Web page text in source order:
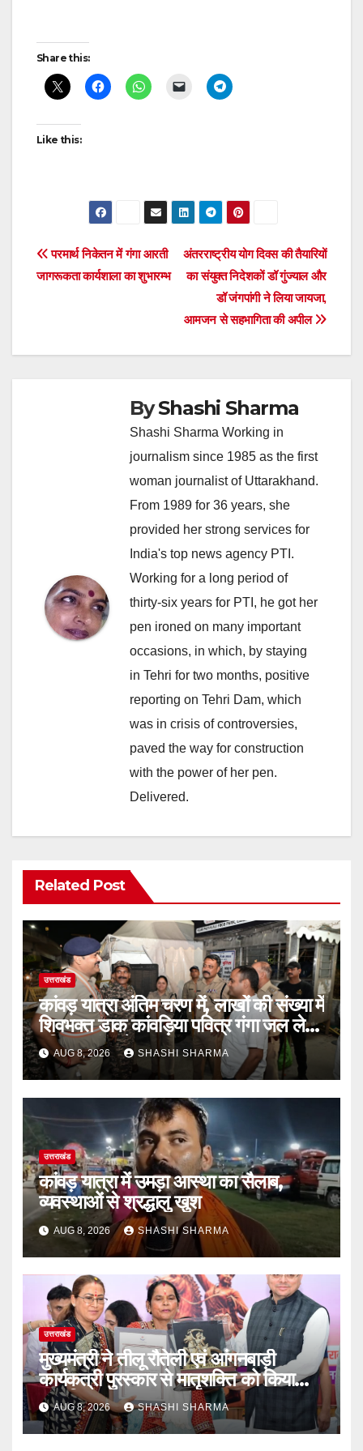
Post
navigation
Share this:
Like this:
Post
navigation
‎अंतरराष्ट्रीय योग दिवस की तैयारियों
का संयुक्त निदेशकों डॉ गुंज्याल और
डॉ जंगपांगी ने लिया जायजा,
आमजन से सहभागिता की अपील
परमार्थ निकेतन में गंगा आरती
जागरूकता कार्यशाला का शुभारम्भ
ByShashi Sharma
Shashi Sharma Working in
journalism since 1985 as the first
woman journalist of Uttarakhand.
From 1989 for 36 years, she
provided her strong services for
India's top news agency PTI.
Working for a long period of
thirty-six years for PTI, he got her
pen ironed on many important
occasions, in which, by staying
in Tehri for two months, positive
reporting on Tehri Dam, which
was in crisis of controversies,
paved the way for construction
with the power of her pen.
Delivered.
Related Post
उत्तराखंड
कांवड़ यात्रा अंतिम चरण में, लाखों की संख्या में
शिवभक्त डाक कांवड़िया पवित्र गंगा जल लेने
हरिद्वार पहुंच रहे
AUG 8, 2026 SHASHI SHARMA
उत्तराखंड
कांवड़ यात्रा में उमड़ा आस्था का सैलाब,
व्यवस्थाओं से श्रद्धालु खुश
AUG 8, 2026 SHASHI SHARMA
उत्तराखंड
मुख्यमंत्री ने तीलू रौतेली एवं आंगनबाड़ी
कार्यकत्री पुरस्कार से मातृशक्ति को किया
सम्मानित
AUG 8, 2026 SHASHI SHARMA